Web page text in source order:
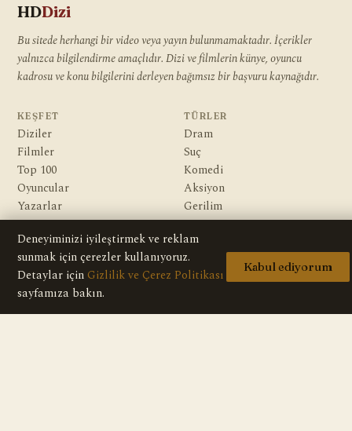
HDDizi
Bu sitede herhangi bir video veya yayın bulunmamaktadır. İçerikler
yalnızca bilgilendirme amaçlıdır. Dizi ve filmlerin künye, oyuncu
kadrosu ve konu bilgilerini derleyen bağımsız bir başvuru kaynağıdır.
KEŞFET
Diziler
Filmler
Top 100
Oyuncular
Yazarlar
TÜRLER
Dram
Suç
Komedi
Aksiyon
Gerilim
Gizem
Macera
Bilim Kurgu & Fantazi
KURUMSAL
Hakkımızda
Deneyiminizi iyileştirmek ve reklam
sunmak için çerezler kullanıyoruz.
Detaylar için Gizlilik ve Çerez Politikası
sayfamıza bakın.
Kabul ediyorum